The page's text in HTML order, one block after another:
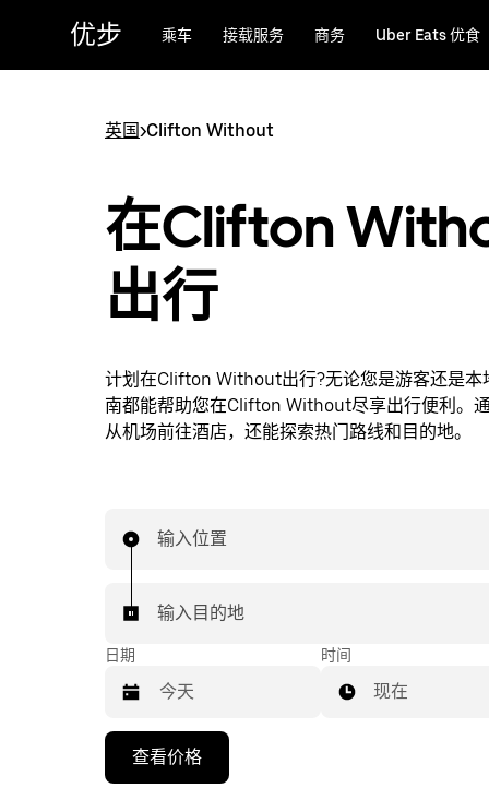
优步 乘车 接载服务 商务 Uber Eats 优食
英国>Clifton Without
在Clifton
出行
计划在Clifton Without出行?无论您是游客还是本
南都能帮助您在Clifton Without尽享出行便利。
从机场前往酒店，还能探索热门路线和目的地。
输入位置
输入目的地
日期
向
时间
现在
查看价格